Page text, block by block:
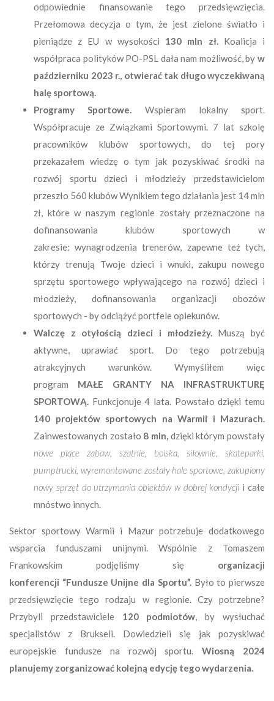
odpowiednie finansowanie tego przedsięwzięcia.
Przełomowa decyzja o tym, że jest zielone światło i
pieniądze z EU w wysokości 130 mln zł.Koalicja i
współpraca polityków PO-PSL dała nam możliwość, by w
październiku 2023 r., otwierać tak długo wyczekiwaną
halę sportową.
Programy Sportowe. Wspieram lokalny sport.
Współpracuje ze Związkami Sportowymi. 7 lat szkolę
pracowników klubów sportowych, do tej pory
przekazałem wiedzę o tym jak pozyskiwać środki na
rozwój sportu dzieci i młodzieży przedstawicielom
przeszło 560 klubów Wynikiem tego działania jest 14 mln
zł, które w naszym regionie zostały przeznaczone na
dofinansowania klubów sportowych w
zakresie:wynagrodzenia trenerów, zapewne też tych,
którzy trenują Twoje dzieci i wnuki, zakupu nowego
sprzętu sportowego wpływającego na rozwój dzieci i
młodzieży, dofinansowania organizacji obozów
sportowych - by odciążyć portfele opiekunów.
Walczę z otyłością dzieci i młodzieży.Muszą być
aktywne, uprawiać sport. Do tego potrzebują
atrakcyjnych warunków. Wymyśliłem więc
program MAŁE GRANTY NA INFRASTRUKTURĘ
SPORTOWĄ. Funkcjonuje 4 lata. Powstało dzięki temu
140 projektów sportowych na Warmii i Mazurach.
Zainwestowanych zostało 8 mln, dzięki którym powstały
nowe place zabaw, szatnie, boiska, siłownie, skateparki,
pumptrucki, wyremontowane zostały hale sportowe, zakupiony
nowy sprzęt do utrzymania obiektów w dobrej kondycji i całe
mnóstwo innych.
Sektor sportowy Warmii i Mazur potrzebuje dodatkowego
wsparcia funduszami unijnymi. Wspólnie z Tomaszem
Frankowskim podjęliśmy się organizacji
konferencji “Fundusze Unijne dla Sportu”.Było to pierwsze
przedsięwzięcie tego rodzaju w regionie. Czy potrzebne?
Przybyli przedstawiciele 120 podmiotów, by wysłuchać
specjalistów z Brukseli. Dowiedzieli się jak pozyskiwać
europejskie fundusze na rozwój sportu.Wiosną 2024
planujemy zorganizować kolejną edycję tego wydarzenia.